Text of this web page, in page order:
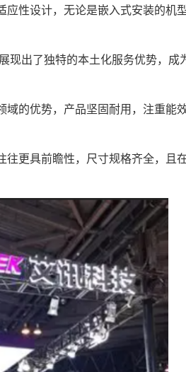
性设计，无论是嵌入式安装的机
出了独特的本土化服务优势，成
的优势，产品坚固耐用，注重能
更具前瞻性，尺寸规格齐全，且